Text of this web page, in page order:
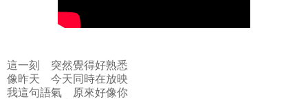
這一刻 突然覺得好熟悉
像昨天 今天同時在放映
我這句語氣 原來好像你